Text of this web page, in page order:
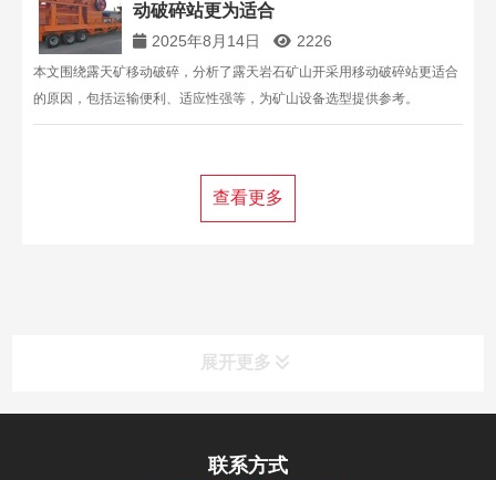
动破碎站更为适合
2025年8月14日 2226
本文围绕露天矿移动破碎，分析了露天岩石矿山开采用移动破碎站更适合
的原因，包括运输便利、适应性强等，为矿山设备选型提供参考。​
查看更多
展开更多
联系方式